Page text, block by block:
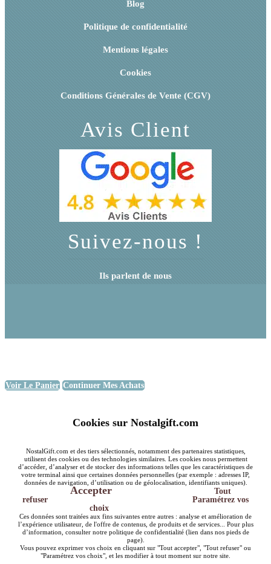
Blog
Politique de confidentialité
Mentions légales
Cookies
Conditions Générales de Vente (CGV)
Avis Client
Suivez-nous !
Ils parlent de nous
Voir Le Panier Continuer Mes Achats
Cookies sur Nostalgift.com
NostalGift.com et des tiers sélectionnés, notamment des partenaires statistiques,
utilisent des cookies ou des technologies similaires. Les cookies nous permettent
d’accéder, d’analyser et de stocker des informations telles que les caractéristiques de
votre terminal ainsi que certaines données personnelles (par exemple : adresses IP,
données de navigation, d’utilisation ou de géolocalisation, identifiants uniques).
Accepter
Tout
refuser
Paramétrez vos
choix
Ces données sont traitées aux fins suivantes entre autres : analyse et amélioration de
l’expérience utilisateur, de l'offre de contenus, de produits et de services... Pour plus
d’information, consulter notre politique de confidentialité (lien dans nos pieds de
page).
Vous pouvez exprimer vos choix en cliquant sur "Tout accepter", "Tout refuser" ou
"Paramétrez vos choix", et les modifier à tout moment sur notre site.